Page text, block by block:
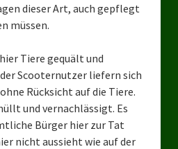
dieser Art, auch gepflegt
müssen.
Tiere gequält und
Scooternutzer liefern sich
Rücksicht auf die Tiere.
und vernachlässigt. Es
Bürger hier zur Tat
nicht aussieht wie auf der